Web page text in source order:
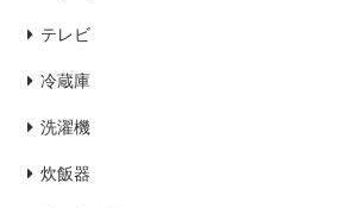
テレビ
冷蔵庫
洗濯機
炊飯器